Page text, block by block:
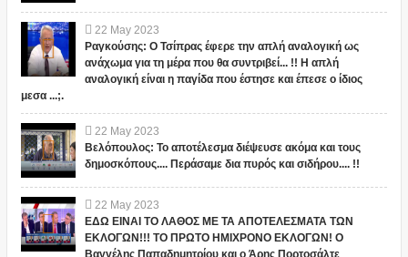
22 May 2023
Ραγκούσης: Ο Τσίπρας έφερε την απλή αναλογική ως
ανάχωμα για τη μέρα που θα συντριβεί... !! Η απλή
αναλογική είναι η παγίδα που έστησε και έπεσε ο ίδιος
μεσα ...;.
22 May 2023
Βελόπουλος: Το αποτέλεσμα διέψευσε ακόμα και τους
δημοσκόπους.... Περάσαμε δια πυρός και σιδήρου.... !!
22 May 2023
ΕΔΩ ΕΙΝΑΙ ΤΟ ΛΑΘΟΣ ΜΕ ΤΑ ΑΠΟΤΕΛΕΣΜΑΤΑ ΤΩΝ
ΕΚΛΟΓΩΝ!!! ΤΟ ΠΡΩΤΟ ΗΜΙΧΡΟΝΟ ΕΚΛΟΓΩΝ! Ο